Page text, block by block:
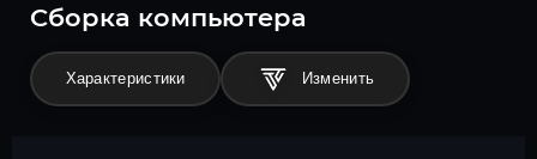
Cборка компьютера
Характеристики